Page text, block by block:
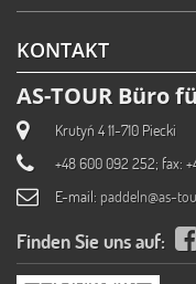
KONTAKT
AS-TOUR Büro
Krutyń 4 11-710 Piecki
+48 600 092 252; fax:
E-mail: paddeln@as-
Finden Sie uns auf: